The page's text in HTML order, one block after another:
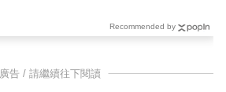
Recommended by
廣告 / 請繼續往下閱讀